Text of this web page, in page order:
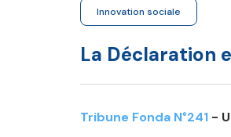
Innovation sociale
La Déclaration
Tribune Fonda N°241 -